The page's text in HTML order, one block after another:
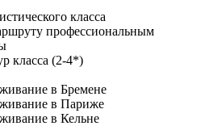
класса
профессиональным
класса (2-4*)
в Бремене
в Париже
в Кельне